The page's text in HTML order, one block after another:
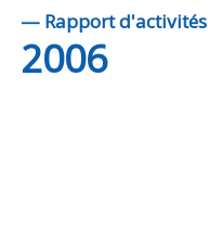
— Rapport d'activités
2006